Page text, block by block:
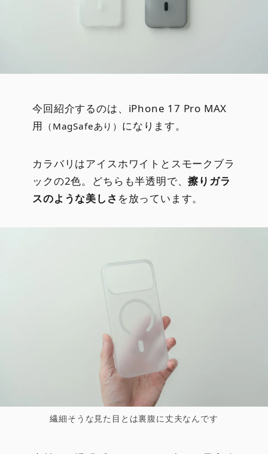
今回紹介するのは、iPhone 17 Pro MAX
用 （MagSafeあり） になります。
カラバリはアイスホワイトとスモークブラ
ックの2色。どちらも半透明で、擦りガラ
スのような美しさ を放っています。
繊細そうな見た目とは裏腹に丈夫なんです